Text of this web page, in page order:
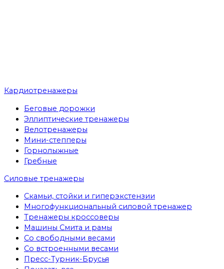
Кардиотренажеры
Беговые дорожки
Эллиптические тренажеры
Велотренажеры
Мини-степперы
Горнолыжные
Гребные
Cиловые тренажеры
Скамьи, стойки и гиперэкстензии
Многофункциональный силовой тренажер
Тренажеры кроссоверы
Машины Смита и рамы
Со свободными весами
Со встроенными весами
Пресс-Турник-Брусья